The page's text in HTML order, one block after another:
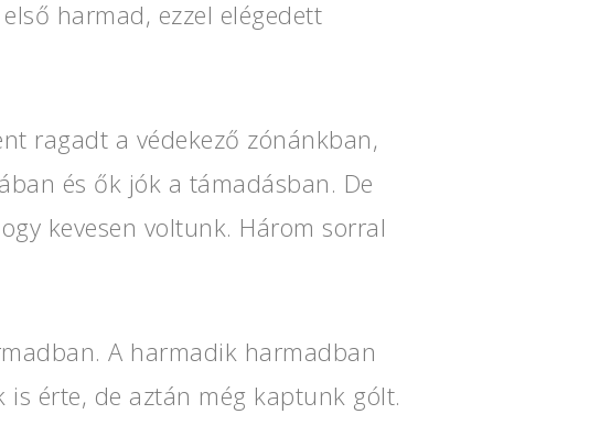
harmad, ezzel elégedett
ragadt a védekező zónánkban,
és ők jók a támadásban. De
kevesen voltunk. Három sorral
A harmadik harmadban
érte, de aztán még kaptunk gólt.